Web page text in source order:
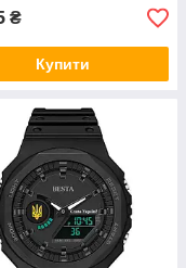
₴
Купити